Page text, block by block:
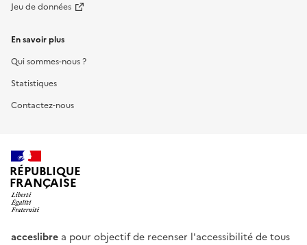
Jeu de données
En savoir plus
Qui sommes-nous ?
Statistiques
Contactez-nous
RÉPUBLIQUE
FRANÇAISE
acceslibre a pour objectif de recenser l'accessibilité de tous